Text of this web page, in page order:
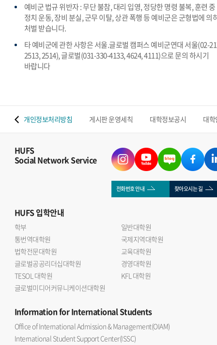
예비군 법규 위반자 : 무단 불참, 대리 입영, 정당한 명령 불복, 훈련 중
정치 운동, 장비 분실, 군무 이탈, 상관 폭행 등 예비군은 군형법에 의
처벌 받습니다.
타 예비군에 관한 사항은 서울.글로벌 캠퍼스 예비군연대 서울(02-
2513, 2514), 글로벌(031-330-4133, 4624, 4111)으로 문의 하시기
바랍니다
개인정보처리방침 게시판 운영세칙 대학정보공시 대
HUFS
Social Network Service
전화번호 안내 찾아오시는 길
HUFS입학안내
학부
일반대학원
통번역대학원
국제지역대학원
법학전문대학원
교육대학원
글로벌공공리더십대학원
경영대학원
TESOL 대학원
KFL 대학원
글로벌미디어커뮤니케이션대학원
Informationfor International Students
Office of International Admission & Management(OIAM)
International Student Support Center(ISSC)